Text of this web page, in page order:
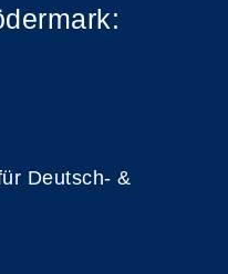
Deutsch- &